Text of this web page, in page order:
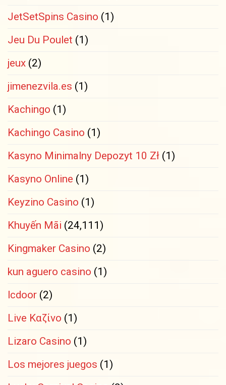
JetSetSpins Casino (1)
Jeu Du Poulet (1)
jeux (2)
jimenezvila.es (1)
Kachingo (1)
Kachingo Casino (1)
Kasyno Minimalny Depozyt 10 Zł (1)
Kasyno Online (1)
Keyzino Casino (1)
Khuyến Mãi (24,111)
Kingmaker Casino (2)
kun aguero casino (1)
lcdoor (2)
Live Καζίνο (1)
Lizaro Casino (1)
Los mejores juegos (1)